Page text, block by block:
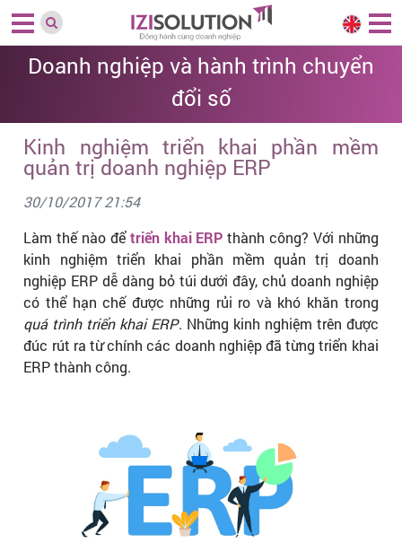
Doanh nghiệp và hành trình chuyển
đổi số
Kinh nghiệm triển khai phần mềm
quản trị doanh nghiệp ERP
30/10/2017 21:54
Làm thế nào đểtriển khai ERP thành công? Với những
kinh nghiệm triển khai phần mềm quản trị doanh
nghiệp ERP dễ dàng bỏ túi dưới đây, chủ doanh nghiệp
có thể hạn chế được những rủi ro và khó khăn trong
quá trình triển khai ERP. Những kinh nghiệm trên được
đúc rút ra từ chính các doanh nghiệp đã từng triển khai
ERP thành công.